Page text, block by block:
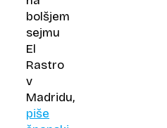
bolšjem
sejmu
El
Rastro
v
Madridu,
piše